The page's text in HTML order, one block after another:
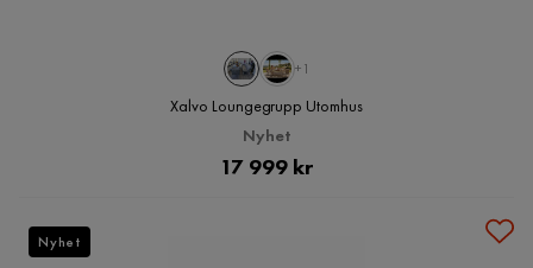
+1
Xalvo Loungegrupp Utomhus
Nyhet
Pris
17 999 kr
Nyhet